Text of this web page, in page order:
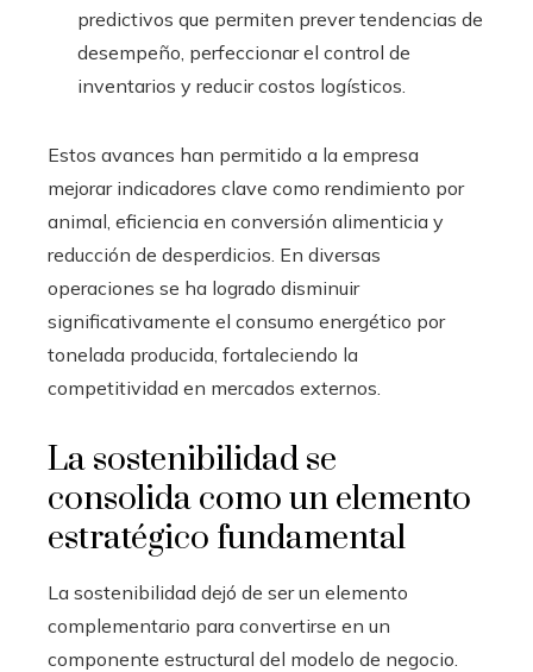
predictivos que permiten prever tendencias de
desempeño, perfeccionar el control de
inventarios y reducir costos logísticos.
Estos avances han permitido a la empresa
mejorar indicadores clave como rendimiento por
animal, eficiencia en conversión alimenticia y
reducción de desperdicios. En diversas
operaciones se ha logrado disminuir
significativamente el consumo energético por
tonelada producida, fortaleciendo la
competitividad en mercados externos.
La sostenibilidad se
consolida como un elemento
estratégico fundamental
La sostenibilidad dejó de ser un elemento
complementario para convertirse en un
componente estructural del modelo de negocio.